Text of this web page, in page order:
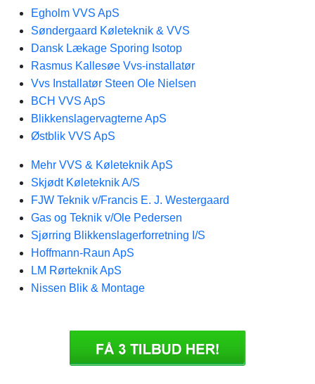
Egholm VVS ApS
Søndergaard Køleteknik & VVS
Dansk Lækage Sporing Isotop
Rasmus Kallesøe Vvs-installatør
Vvs Installatør Steen Ole Nielsen
BCH VVS ApS
Blikkenslagervagterne ApS
Østblik VVS ApS
Mehr VVS & Køleteknik ApS
Skjødt Køleteknik A/S
FJW Teknik v/Francis E. J. Westergaard
Gas og Teknik v/Ole Pedersen
Sjørring Blikkenslagerforretning I/S
Hoffmann-Raun ApS
LM Rørteknik ApS
Nissen Blik & Montage